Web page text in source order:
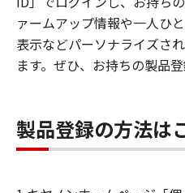
ァームアップ情報や一人ひ
表示などパーソナライズさ
ます。ぜひ、お持ちの製品
製品登録の方法は